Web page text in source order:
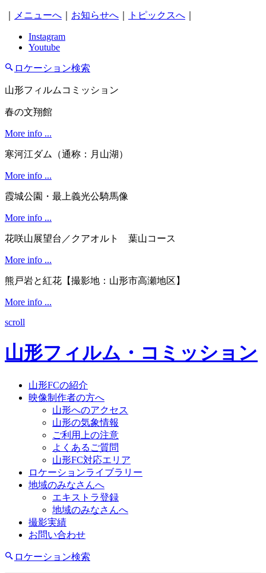
メニューへ お知らせへ トピックスへ
Instagram
Youtube
ロケーション検索
山形フィルムコミッション
春の文翔館
More info ...
寒河江ダム（通称：月山湖）
More info ...
霞城公園・最上義光公騎馬像
More info ...
花咲山展望台／クアオルト 葉山コース
More info ...
熊戸岩と紅花【撮影地：山形市高瀬地区】
More info ...
scroll
山形フィルム・コミッション
山形FCの紹介
映像制作者の方へ
山形へのアクセス
山形の気象情報
ご利用上の注意
よくあるご質問
山形FC対応エリア
ロケーションライブラリー
地域のみなさんへ
エキストラ登録
地域のみなさんへ
撮影実績
お問い合わせ
ロケーション検索